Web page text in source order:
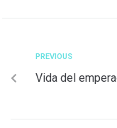
PREVIOUS
Vida del